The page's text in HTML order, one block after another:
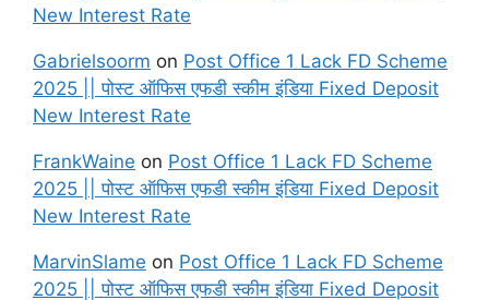
New Interest Rate
Gabrielsoorm on Post Office 1 Lack FD Scheme
2025 || पोस्ट ऑफिस एफडी स्कीम इंडिया Fixed Deposit
New Interest Rate
FrankWaine on Post Office 1 Lack FD Scheme
2025 || पोस्ट ऑफिस एफडी स्कीम इंडिया Fixed Deposit
New Interest Rate
MarvinSlame on Post Office 1 Lack FD Scheme
2025 || पोस्ट ऑफिस एफडी स्कीम इंडिया Fixed Deposit